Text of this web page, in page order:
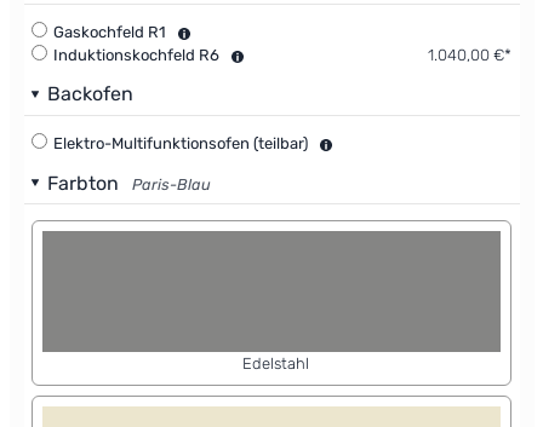
Gaskochfeld R1
Induktionskochfeld R6
1.040,00 €*
Backofen
Elektro-Multifunktionsofen (teilbar)
Farbton Paris-Blau
Edelstahl